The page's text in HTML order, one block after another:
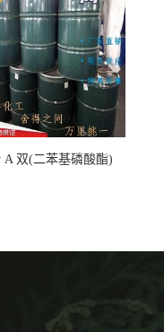
A 双(二苯基磷酸酯)